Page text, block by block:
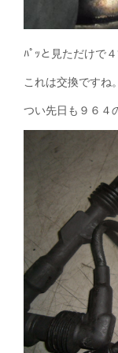
ﾊﾟｯと見ただけで
これは交換ですね
つい先日も９６４